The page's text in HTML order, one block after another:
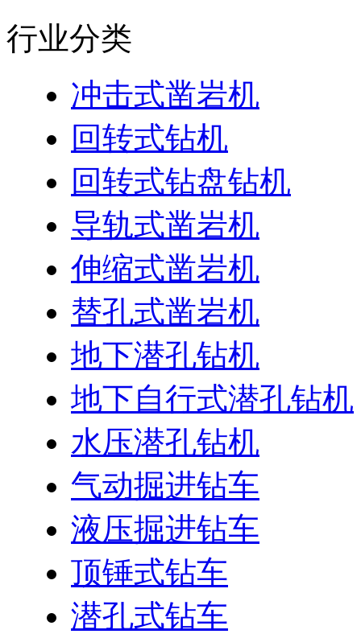
行业分类
冲击式凿岩机
回转式钻机
回转式钻盘钻机
导轨式凿岩机
伸缩式凿岩机
替孔式凿岩机
地下潜孔钻机
地下自行式潜孔钻机
水压潜孔钻机
气动掘进钻车
液压掘进钻车
顶锤式钻车
潜孔式钻车